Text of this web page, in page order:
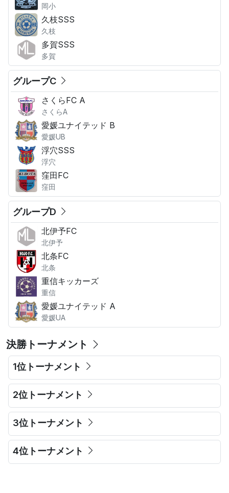
岡小
久枝SSS
久枝
多賀SSS
多賀
グループC
さくらFC A
さくらA
愛媛ユナイテッド B
愛媛UB
浮穴SSS
浮穴
窪田FC
窪田
グループD
北伊予FC
北伊予
北条FC
北条
重信キッカーズ
重信
愛媛ユナイテッド A
愛媛UA
決勝トーナメント
1位トーナメント
2位トーナメント
3位トーナメント
4位トーナメント